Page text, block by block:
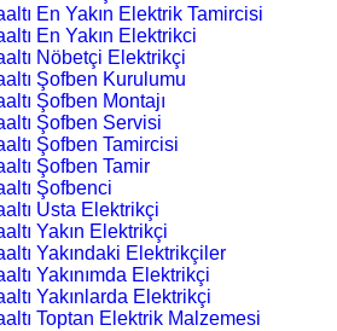
En Yakın Elektrik Tamircisi
En Yakın Elektrikci
Nöbetçi Elektrikçi
Şofben Kurulumu
Şofben Montajı
Şofben Servisi
Şofben Tamircisi
Şofben Tamir
Şofbenci
Usta Elektrikçi
Yakın Elektrikçi
Yakındaki Elektrikçiler
Yakınımda Elektrikçi
Yakınlarda Elektrikçi
Toptan Elektrik Malzemesi